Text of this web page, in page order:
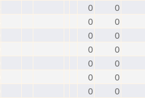
0
0
0
0
0
0
0
0
0
0
0
0
0
0